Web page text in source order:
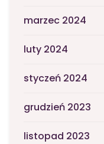
marzec 2024
luty 2024
styczeń 2024
grudzień 2023
listopad 2023